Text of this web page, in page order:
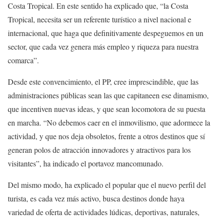
Costa Tropical. En este sentido ha explicado que, “la Costa
Tropical, necesita ser un referente turístico a nivel nacional e
internacional, que haga que definitivamente despeguemos en un
sector, que cada vez genera más empleo y riqueza para nuestra
comarca”.
Desde este convencimiento, el PP, cree imprescindible, que las
administraciones públicas sean las que capitaneen ese dinamismo,
que incentiven nuevas ideas, y que sean locomotora de su puesta
en marcha. “No debemos caer en el inmovilismo, que adormece la
actividad, y que nos deja obsoletos, frente a otros destinos que sí
generan polos de atracción innovadores y atractivos para los
visitantes”, ha indicado el portavoz mancomunado.
Del mismo modo, ha explicado el popular que el nuevo perfil del
turista, es cada vez más activo, busca destinos donde haya
variedad de oferta de actividades lúdicas, deportivas, naturales,